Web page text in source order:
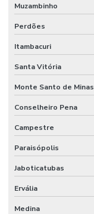
Muzambinho
Perdões
Itambacuri
Santa Vitória
Monte Santo de Minas
Conselheiro Pena
Campestre
Paraisópolis
Jaboticatubas
Ervália
Medina